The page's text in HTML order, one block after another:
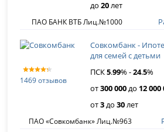
до20лет
ПАО БАНК ВТБ Лиц.№1000
1469 отзывов
Совкомбанк -
для семей с детьми
ПСК5.99% -24.5%
от300 000до 12 000
от3до30лет
ПАО «Совкомбанк» Лиц.№963